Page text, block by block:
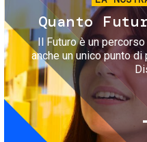
Quanto
Il Futuro è un
anche un unico punto